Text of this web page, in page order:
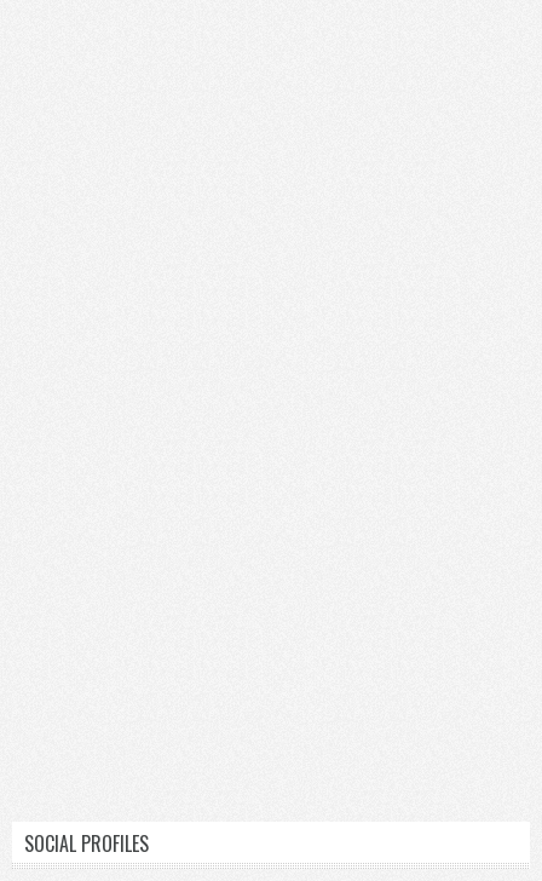
SOCIAL PROFILES